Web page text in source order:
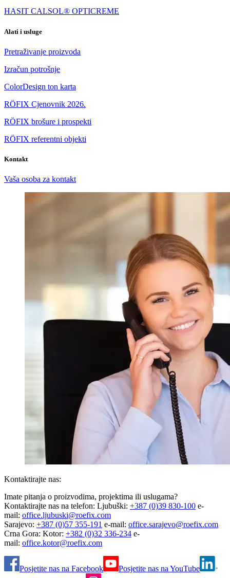
HASIT CALSOL® OPTICREME
Alati i usluge
Pretraživanje proizvoda
Izračun potrošnje
ColorDesign ton karta
RÖFIX Cjenovnik 2026.
RÖFIX brošure i prospekti
RÖFIX referentni objekti
Kontakt
Vaša osoba za kontakt
Kontaktirajte nas:
Imate pitanja o proizvodima, projektima ili uslugama?
Kontaktirajte nas na telefon: Ljubuški: +387 (0)39 830-100 e-
mail: office.ljubuski@roefix.com
Sarajevo: +387 (0)57 355-191 e-mail: office.sarajevo@roefix.com
Crna Gora: Kotor: +382 (0)32 336-234 e-
mail: office.kotor@roefix.com
Posjetite nas na Facebook Posjetite nas na YouTube